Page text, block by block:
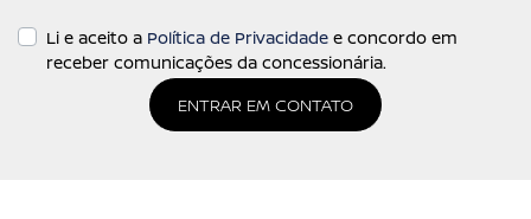
Li e aceito a Política de Privacidade e concordo em
receber comunicações da concessionária.
ENTRAR EM CONTATO